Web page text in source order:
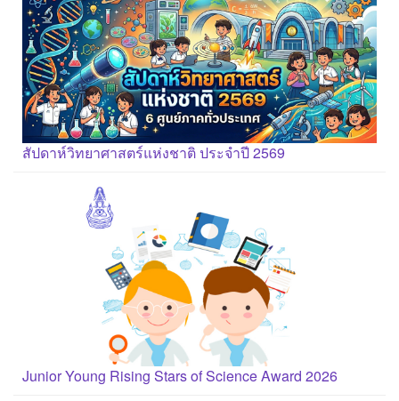
สัปดาห์วิทยาศาสตร์แห่งชาติ ประจำปี 2569
Junior Young Rising Stars of Science Award 2026